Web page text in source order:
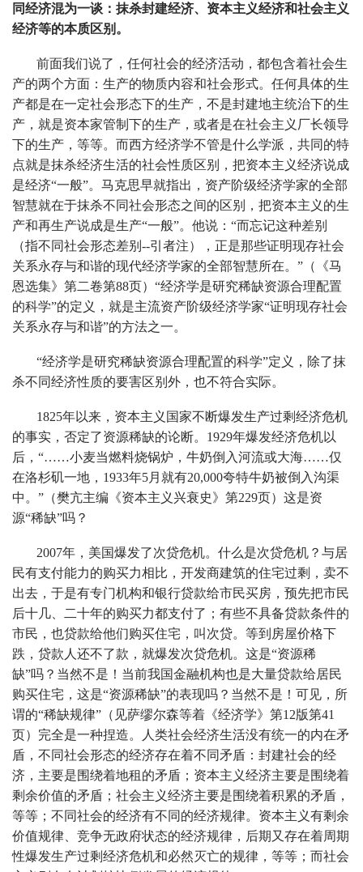
同经济混为一谈：抹杀封建经济、资本主义经济和社会主义
经济等的本质区别。
前面我们说了，任何社会的经济活动，都包含着社会生
产的两个方面：生产的物质内容和社会形式。任何具体的生
产都是在一定社会形态下的生产，不是封建地主统治下的生
产，就是资本家管制下的生产，或者是在社会主义厂长领导
下的生产，等等。而西方经济学不管是什么学派，共同的特
点就是抹杀经济生活的社会性质区别，把资本主义经济说成
是经济“一般”。马克思早就指出，资产阶级经济学家的全部
智慧就在于抹杀不同社会形态之间的区别，把资本主义的生
产和再生产说成是生产“一般”。他说： “而忘记这种差别
（指不同社会形态差别--引者注），正是那些证明现存社会
关系永存与和谐的现代经济学家的全部智慧所在。”（《马
恩选集》第二卷第88页） “经济学是研究稀缺资源合理配置
的科学”的定义，就是主流资产阶级经济学家“证明现存社会
关系永存与和谐”的方法之一。
“经济学是研究稀缺资源合理配置的科学”定义，除了抹
杀不同经济性质的要害区别外，也不符合实际。
1825年以来，资本主义国家不断爆发生产过剩经济危机
的事实，否定了资源稀缺的论断。1929年爆发经济危机以
后，“……小麦当燃料烧锅炉，牛奶倒入河流或大海……仅
在洛杉矶一地，1933年5月就有20,000夸特牛奶被倒入沟渠
中。”（樊亢主编《资本主义兴衰史》第229页）这是资
源“稀缺”吗？
2007年，美国爆发了次贷危机。什么是次贷危机？与居
民有支付能力的购买力相比，开发商建筑的住宅过剩，卖不
出去，于是有专门机构和银行贷款给市民买房，预先把市民
后十几、二十年的购买力都支付了；有些不具备贷款条件的
市民，也贷款给他们购买住宅，叫次贷。等到房屋价格下
跌，贷款人还不了款，就爆发次贷危机。这是“资源稀
缺”吗？当然不是！当前我国金融机构也是大量贷款给居民
购买住宅，这是“资源稀缺”的表现吗？当然不是！可见，所
谓的“稀缺规律”（见萨缪尔森等着《经济学》第12版第41
页）完全是一种捏造。人类社会经济生活没有统一的内在矛
盾，不同社会形态的经济存在着不同矛盾：封建社会的经
济，主要是围绕着地租的矛盾；资本主义经济主要是围绕着
剩余价值的矛盾；社会主义经济主要是围绕着积累的矛盾，
等等；不同社会的经济有不同的经济规律。资本主义有剩余
价值规律、竞争无政府状态的经济规律，后期又存在着周期
性爆发生产过剩经济危机和必然灭亡的规律，等等；而社会